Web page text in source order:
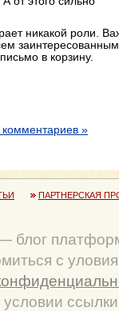
никакой роли.
заинтересованным
в корзину.
комментариев »
ПАРТНЕРСКАЯ
блог
с